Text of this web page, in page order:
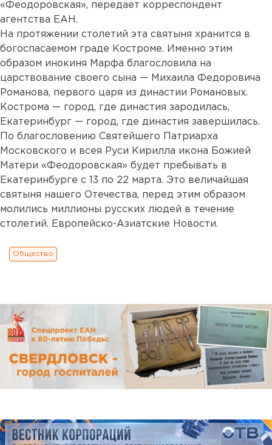
«Феодоровская», передает корреспондент
агентства ЕАН.
На протяжении столетий эта святыня хранится в
богоспасаемом граде Костроме. Именно этим
образом инокиня Марфа благословила на
царствование своего сына — Михаила Федоровича
Романова, первого царя из династии Романовых.
Кострома — город, где династия зародилась,
Екатеринбург — город, где династия завершилась.
По благословению Святейшего Патриарха
Московского и всея Руси Кирилла икона Божией
Матери «Феодоровская» будет пребывать в
Екатеринбурге с 13 по 22 марта. Это величайшая
святыня нашего Отечества, перед этим образом
молились миллионы русских людей в течение
столетий. Европейско-Азиатские Новости.
Общество